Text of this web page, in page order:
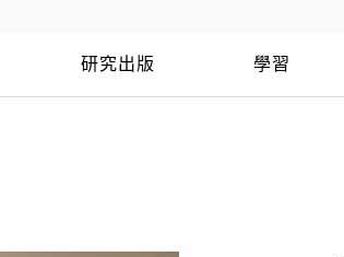
研究出版 學習